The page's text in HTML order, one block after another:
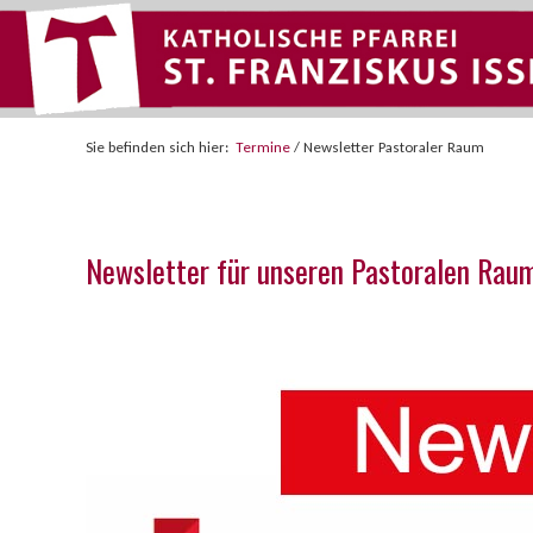
Sie befinden sich hier: Termine / Newsletter Pastoraler Raum
Newsletter für unseren Pastoralen